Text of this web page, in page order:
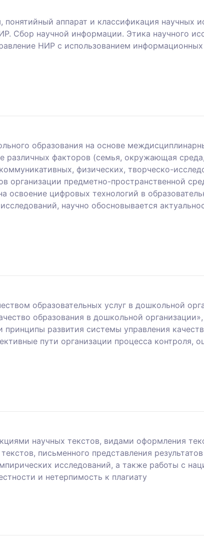
аппарат и классификация научных
Сбор научной информации. Этика научного
НИР с использованием информационных
образования на основе
различных факторов (семья, окружающая среда,
физических, творческо-
организации предметно-пространственной
освоение цифровых технологий в
научно обосновывается
образовательных услуг в дошкольной
образования в дошкольной
развития системы управления
пути организации процесса контроля,
научных текстов, видами оформления
письменного представления результатов
исследований, а также работы с
и нетерпимость к плагиату